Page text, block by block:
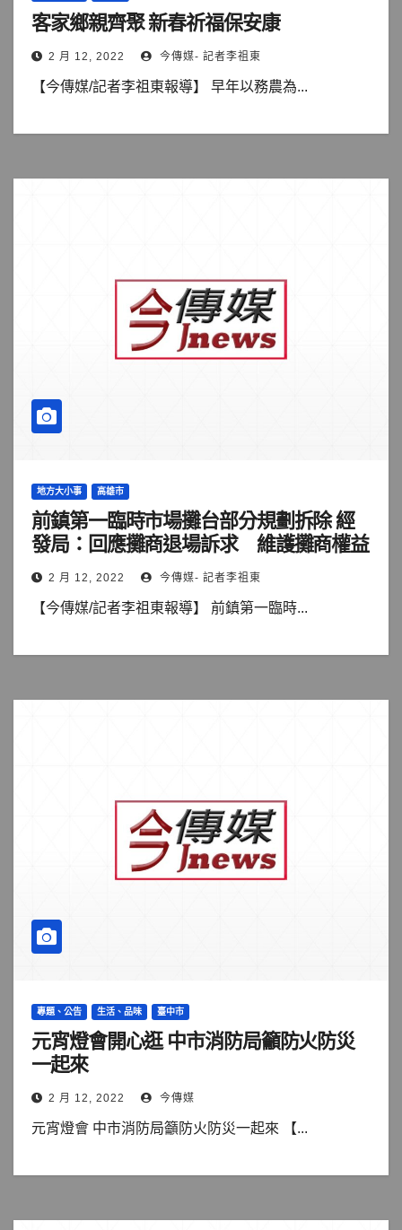
客家鄉親齊聚 新春祈福保安康
2 月 12, 2022 今傳媒- 記者李祖東
【今傳媒/記者李祖東報導】 早年以務農為...
地方大小事 高雄市
前鎮第一臨時市場攤台部分規劃拆除 經
發局：回應攤商退場訴求 維護攤商權益
2 月 12, 2022 今傳媒- 記者李祖東
【今傳媒/記者李祖東報導】 前鎮第一臨時...
專題、公告 生活、品味 臺中市
元宵燈會開心逛 中市消防局籲防火防災
一起來
2 月 12, 2022 今傳媒
元宵燈會 中市消防局籲防火防災一起來 【...